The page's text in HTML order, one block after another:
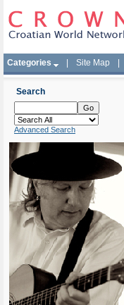
Categories Site Map
Search
Advanced Search